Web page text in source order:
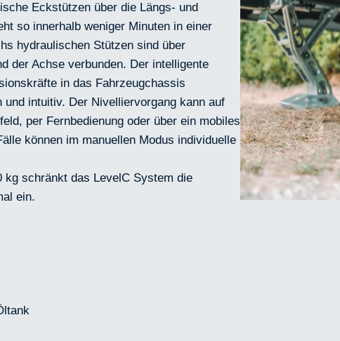
Eckstützen über die Längs- und
so innerhalb weniger Minuten in einer
hydraulischen Stützen sind über
der Achse verbunden. Der intelligente
in das Fahrzeugchassis
intuitiv. Der Nivelliervorgang kann auf
per Fernbedienung oder über ein mobiles
können im manuellen Modus individuelle
kg schränkt das LevelC System die
ein.